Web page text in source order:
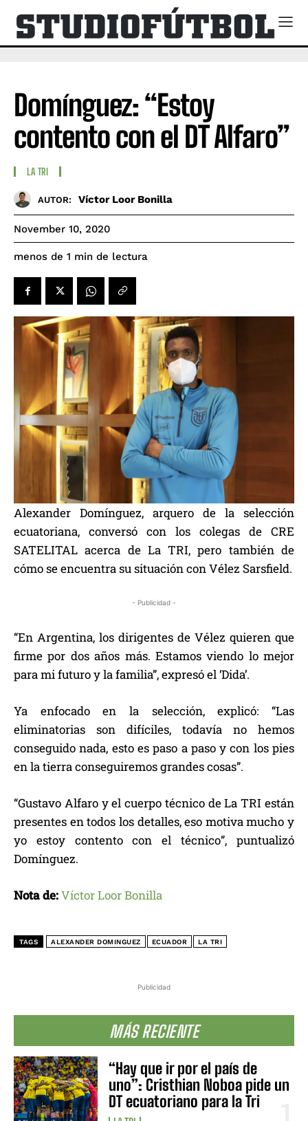
Publicidad
MÁS RECIENTE
“Hay que ir por el país de
uno”: Cristhian Noboa pide un
DT ecuatoriano para la Tri
Domínguez: “Estoy
contento con el DT Alfaro”
LA TRI
AUTOR: Víctor Loor Bonilla
November 10, 2020
menos de 1 min de lectura
Alexander Domínguez, arquero de la selección
ecuatoriana, conversó con los colegas de CRE
SATELITAL acerca de La TRI, pero también de
cómo se encuentra su situación con Vélez Sarsfield.
- Publicidad -
“En Argentina, los dirigentes de Vélez quieren que
firme por dos años más. Estamos viendo lo mejor
para mi futuro y la familia”, expresó el ‘Dida’.
Ya enfocado en la selección, explicó: “Las
eliminatorias son difíciles, todavía no hemos
conseguido nada, esto es paso a paso y con los pies
en la tierra conseguiremos grandes cosas”.
“Gustavo Alfaro y el cuerpo técnico de La TRI están
presentes en todos los detalles, eso motiva mucho y
yo estoy contento con el técnico”, puntualizó
Domínguez.
Nota de:Víctor Loor Bonilla
TAGS ALEXANDER DOMINGUEZ ECUADOR LA TRI